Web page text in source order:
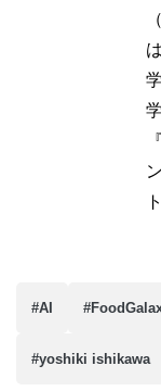
#AI
#yoshiki ishikawa